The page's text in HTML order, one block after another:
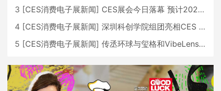
3 [CES消费电子展新闻] CES展会今日落幕 预计2026行业收入将超五千亿美元
4 [CES消费电子展新闻] 深圳科创学院组团亮相CES 广受好评
5 [CES消费电子展新闻] 传丞环球与玺格和VibeLens共同推出全新耳机